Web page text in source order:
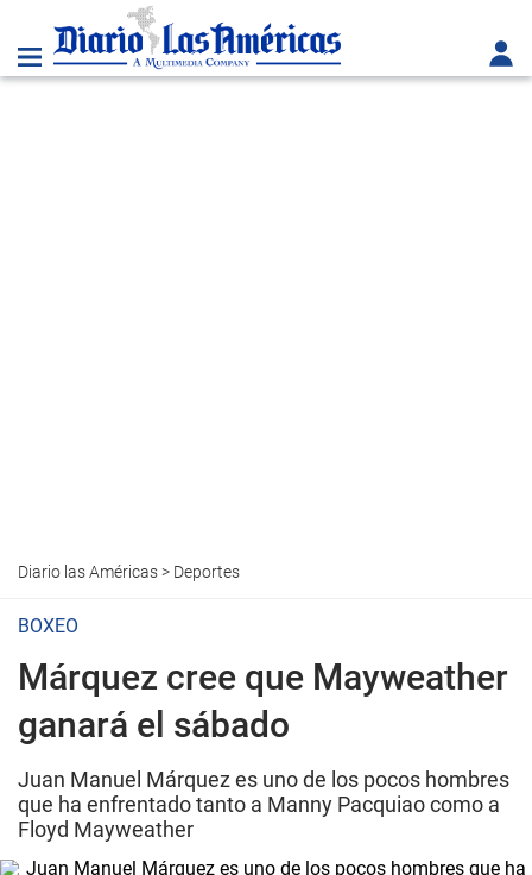
Diario las Américas> Deportes
BOXEO
Márquez cree que Mayweather
ganará el sábado
Juan Manuel Márquez es uno de los pocos hombres
que ha enfrentado tanto a Manny Pacquiao como a
Floyd Mayweather